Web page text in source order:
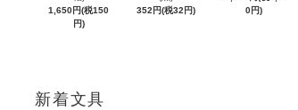
1,650円(税150
円)
352円(税32円)
0円)
新着文具